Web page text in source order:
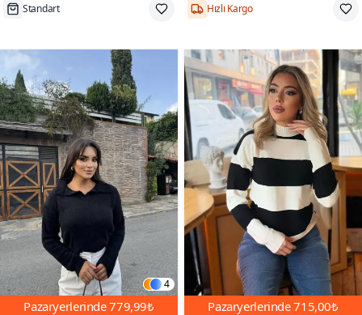
Standart Hızlı Kargo
4
Pazaryerlerinde779,99₺
Pazaryerlerinde715,00₺